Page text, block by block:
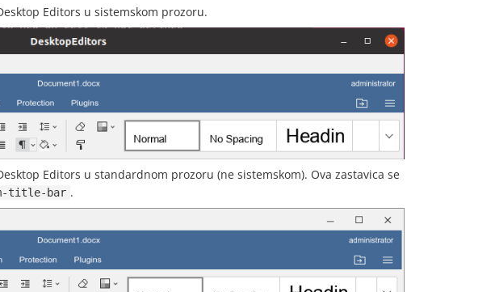
Editors u sistemskom prozoru.
Editors u standardnom prozoru (ne sistemskom). Ova zastavica se
title-bar .